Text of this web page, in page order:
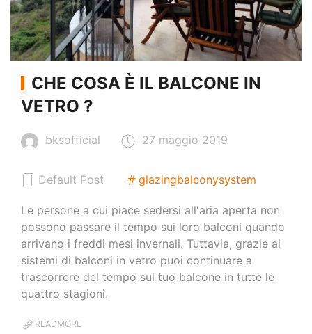
CHE COSA È IL BALCONE IN
VETRO ?
bksofficial 27 maggio 2019
Default Post glazingbalconysystem
Le persone a cui piace sedersi all'aria aperta non
possono passare il tempo sui loro balconi quando
arrivano i freddi mesi invernali. Tuttavia, grazie ai
sistemi di balconi in vetro puoi continuare a
trascorrere del tempo sul tuo balcone in tutte le
quattro stagioni.
READMORE